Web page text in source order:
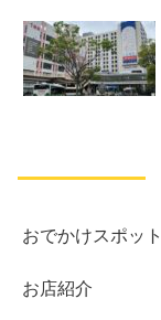
おでかけスポット
お店紹介